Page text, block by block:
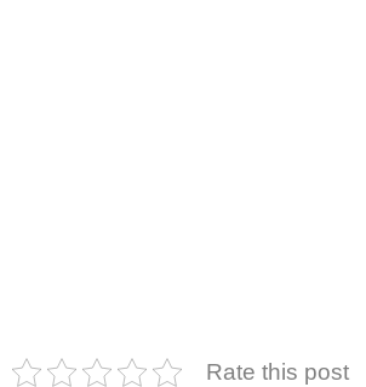
Rate this post